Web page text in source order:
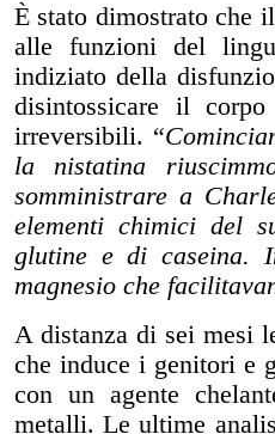
È stato dimostrato che
alle funzioni del
indiziato della
disintossicare il
irreversibili. “
la nistatina
somministrare a
elementi chimici del
glutine e di caseina.
magnesio che
A distanza di sei mesi
che induce i genitori e
con un agente
metalli. Le ultime